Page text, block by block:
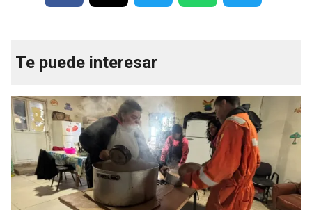
Te puede interesar